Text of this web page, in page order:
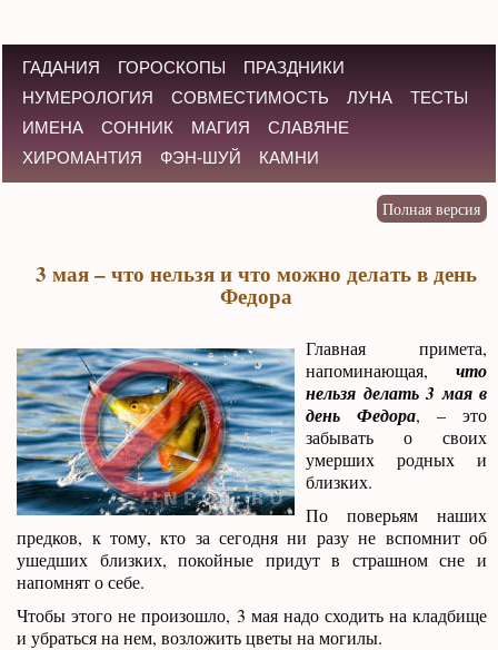
ГАДАНИЯ ГОРОСКОПЫ
ПРАЗДНИКИ
НУМЕРОЛОГИЯ
СОВМЕСТИМОСТЬ ЛУНА
ТЕСТЫ
ИМЕНА
СОННИК МАГИЯ
СЛАВЯНЕ
ХИРОМАНТИЯ
ФЭН-ШУЙ КАМНИ
3 мая – что нельзя и что можно делать в день
Федора
Главная примета,
напоминающая, что
нельзя делать 3 мая в
день Федора, – это
забывать о своих
умерших родных и
близких.
По поверьям наших
предков, к тому, кто за сегодня ни разу не вспомнит об
ушедших близких, покойные придут в страшном сне и
напомнят о себе.
Чтобы этого не произошло, 3 мая надо сходить на кладбище
и убраться на нем, возложить цветы на могилы.